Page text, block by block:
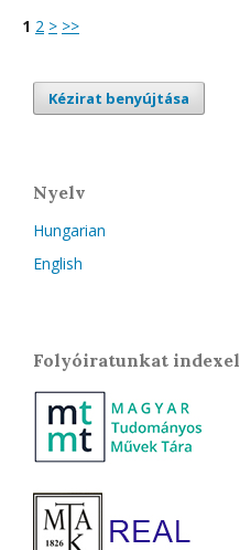
1 2 > >>
Kézirat benyújtása
Nyelv
Hungarian
English
Folyóiratunkat